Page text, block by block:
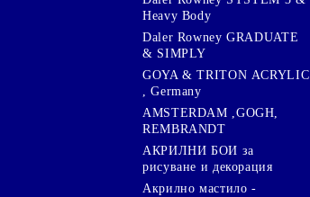
Heavy Body
Daler Rowney GRADUATE
& SIMPLY
GOYA & TRITON АCRYLIC
, Germany
AMSTERDAM ,GOGH,
REMBRANDT
АКРИЛНИ БОИ за
рисуване и декорация
Акрилно мастило -